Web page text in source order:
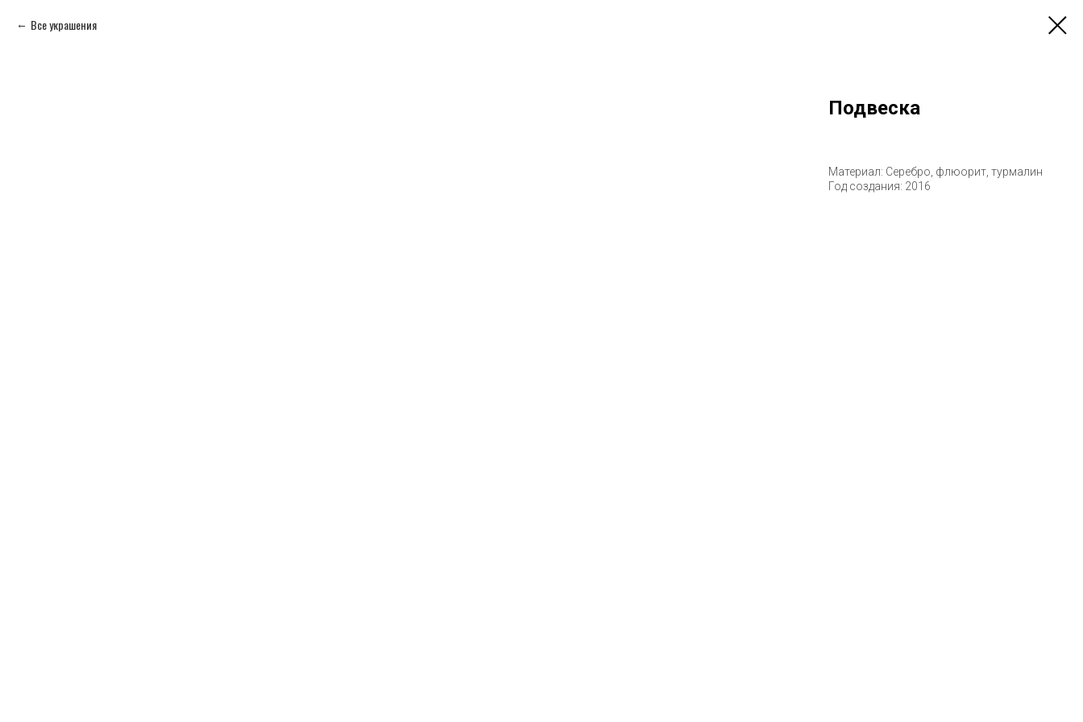
Все украшения
Подвеска
Материал: Серебро, флюорит, турмалин
Год создания: 2016